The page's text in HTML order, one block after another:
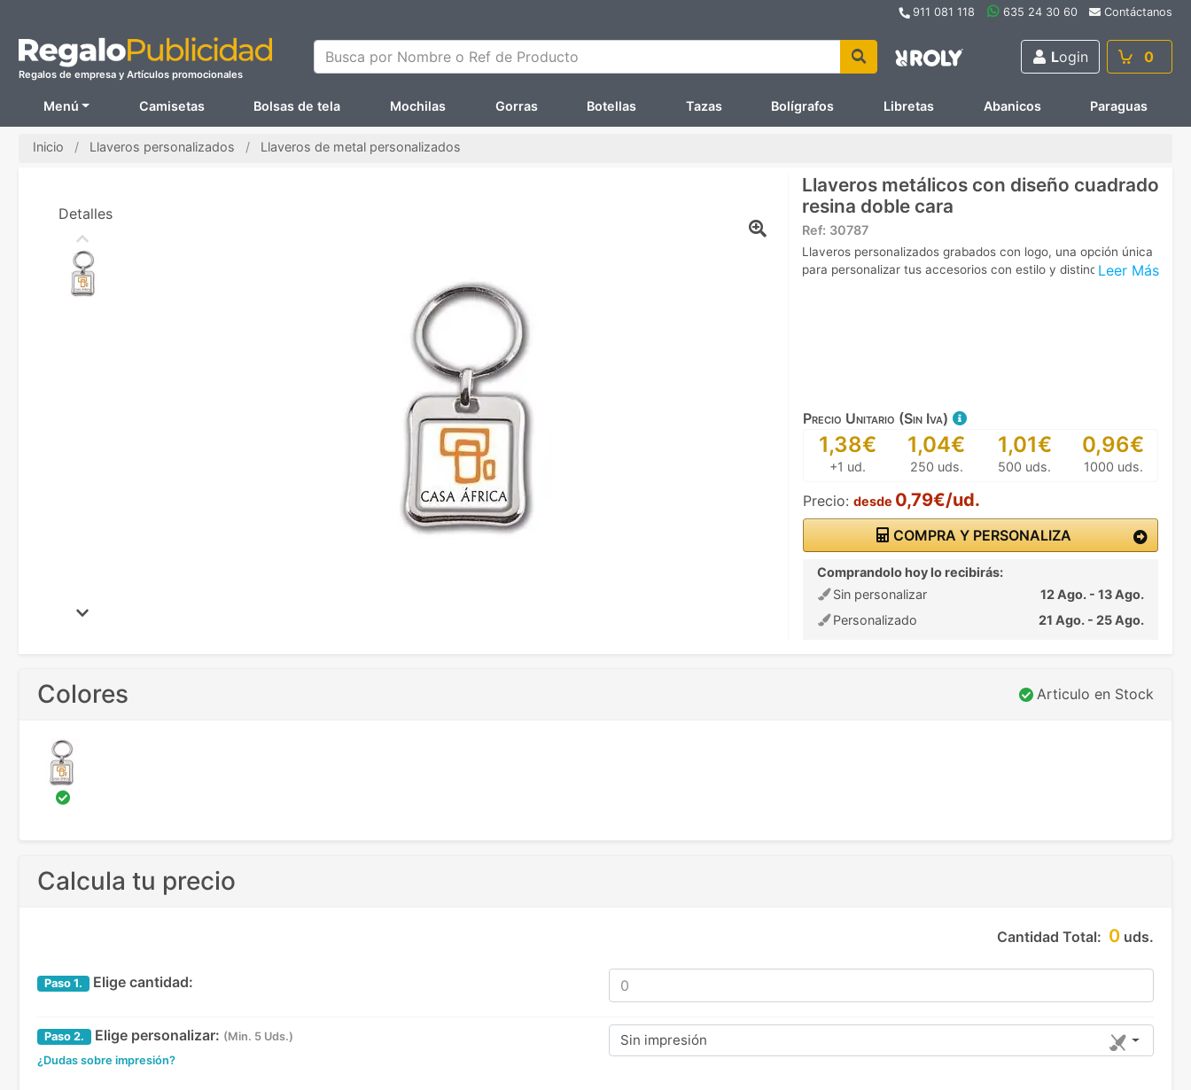
911 081 118 635 24 30 60 Contáctanos
Regalos de empresa y Artículos promocionales
Busca por Nombre o Ref de Producto Login 0
Menú Camisetas Bolsas de tela Mochilas Gorras Botellas Tazas Bolígrafos Libretas Abanicos Paraguas
Inicio Llaveros personalizados Llaveros de metal personalizados
Llaveros metálicos con diseño cuadrado
resina doble cara
Ref: 30787
Leer Más
Llaveros personalizados grabados con logo, una opción única
para personalizar tus accesorios con estilo y distinción.
Precio Unitario (Sin Iva)
1,38€
+1 ud.
1,04€
250 uds.
1,01€
500 uds.
0,96€
1000 uds.
Precio: desde 0,79€/ud.
COMPRA Y PERSONALIZA
Comprandolo hoy lo recibirás:
Sin personalizar
12 Ago. - 13 Ago.
Personalizado
21 Ago. - 25 Ago.
Detalles
Colores Articulo en Stock
Calcula tu precio
Cantidad Total: 0 uds.
Paso 1. Elige cantidad:
Paso 2. Elige personalizar: (Min. 5 Uds.)
¿Dudas sobre impresión?
Sin impresión